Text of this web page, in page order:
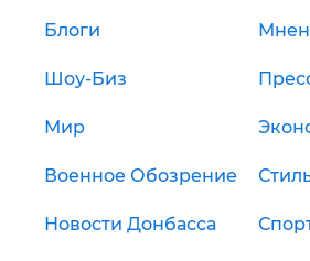
Блоги
Шоу-Биз
Мир
Военное Обозрение
Новости Донбасса